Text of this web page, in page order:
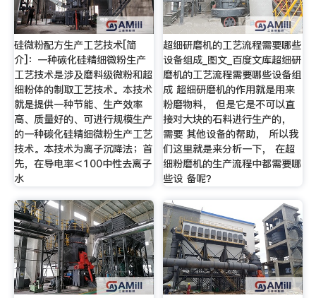
硅微粉配方生产工艺技术[简
介]：一种碳化硅精细微粉生产
工艺技术是涉及磨料级微粉和超
细粉体的制取工艺技术。本技术
就是提供一种节能、生产效率
高、质量好的、可进行规模生产
的一种碳化硅精细微粉生产工艺
技术。本技术为离子沉降法；首
先，在导电率＜100中性去离子
水
超细研磨机的工艺流程需要哪些
设备组成_图文_百度文库超细研
磨机的工艺流程需要哪些设备组
成 超细研磨机的作用就是用来
粉磨物料， 但是它是不可以直
接对大块的石料进行生产的，
需要 其他设备的帮助， 所以我
们这里就是来分析一下， 在超
细粉磨机的生产流程中都需要哪
些设 备呢？